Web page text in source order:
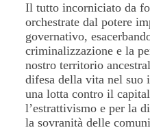
Il tutto incorniciato da
orchestrate dal potere
governativo,
criminalizzazione e la
nostro territorio
difesa della vita nel suo
una lotta contro il
l’estrattivismo e per la
la sovranità delle